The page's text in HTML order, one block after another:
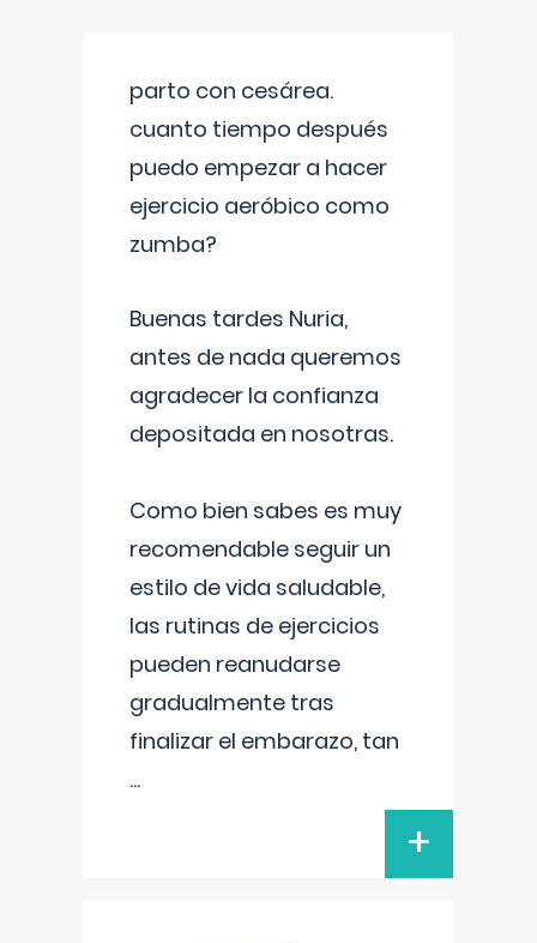
parto con cesárea.
cuanto tiempo después
puedo empezar a hacer
ejercicio aeróbico como
zumba?
Buenas tardes Nuria,
antes de nada queremos
agradecer la confianza
depositada en nosotras.
Como bien sabes es muy
recomendable seguir un
estilo de vida saludable,
las rutinas de ejercicios
pueden reanudarse
gradualmente tras
finalizar el embarazo, tan
...
+